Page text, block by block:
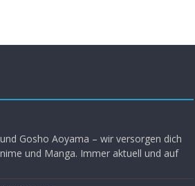
Gosho Aoyama – wir versorgen dich
und Manga. Immer aktuell und auf